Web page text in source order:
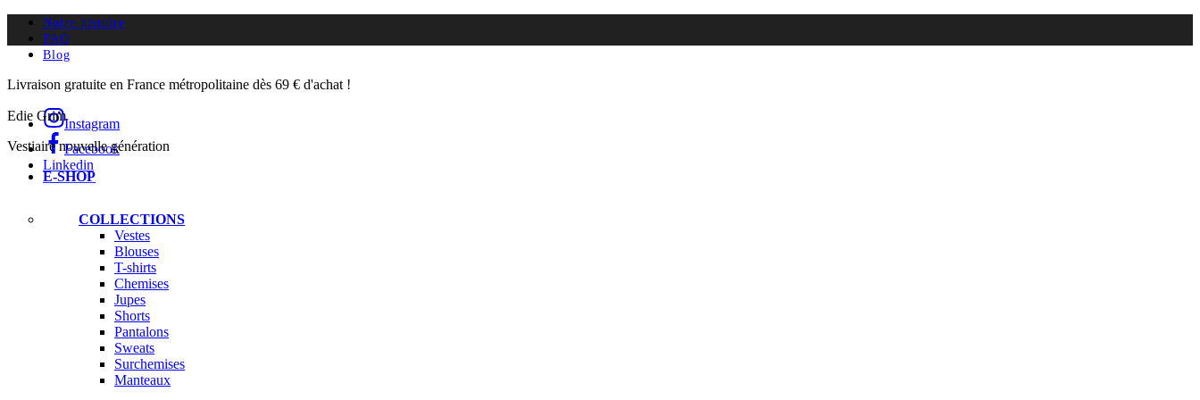
Notre histoire
FAQ
Blog
Livraison gratuite en France métropolitaine dès 69 € d'achat !
Instagram
Facebook
Linkedin
Edie Grim
Vestiaire nouvelle génération
E-SHOP
COLLECTIONS
Vestes
Blouses
T-shirts
Chemises
Jupes
Shorts
Pantalons
Sweats
Surchemises
Manteaux